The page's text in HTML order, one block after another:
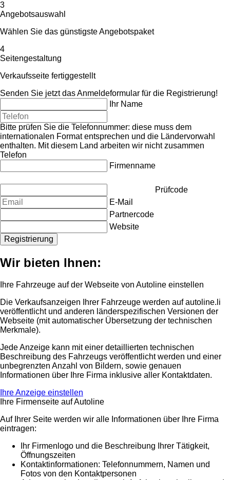
3
Angebotsauswahl
Wählen Sie das günstigste Angebotspaket
4
Seitengestaltung
Verkaufsseite fertiggestellt
Senden Sie jetzt das Anmeldeformular für die Registrierung!
Ihr Name
Bitte prüfen Sie die Telefonnummer: diese muss dem
internationalen Format entsprechen und die Ländervorwahl
enthalten. Mit diesem Land arbeiten wir nicht zusammen
Telefon
Firmenname
Prüfcode
E-Mail
Partnercode
Website
Registrierung
Wir bieten Ihnen:
Ihre Fahrzeuge auf der Webseite von Autoline einstellen
Die Verkaufsanzeigen Ihrer Fahrzeuge werden auf autoline.li
veröffentlicht und anderen länderspezifischen Versionen der
Webseite (mit automatischer Übersetzung der technischen
Merkmale).
Jede Anzeige kann mit einer detaillierten technischen
Beschreibung des Fahrzeugs veröffentlicht werden und einer
unbegrenzten Anzahl von Bildern, sowie genauen
Informationen über Ihre Firma inklusive aller Kontaktdaten.
Ihre Anzeige einstellen
Ihre Firmenseite auf Autoline
Auf Ihrer Seite werden wir alle Informationen über Ihre Firma
eintragen:
Ihr Firmenlogo und die Beschreibung Ihrer Tätigkeit,
Öffnungszeiten
Kontaktinformationen: Telefonnummern, Namen und
Fotos von den Kontaktpersonen